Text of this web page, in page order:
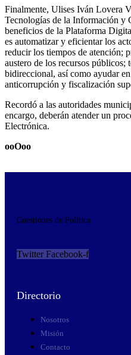
Finalmente, Ulises Iván Lovera
Tecnologías de la Información y
beneficios de la Plataforma
es automatizar y eficientar los
reducir los tiempos de atención;
austero de los recursos públicos;
bidireccional, así como ayudar
anticorrupción y fiscalización
Recordó a las autoridades
encargo, deberán atender un
Electrónica.
ooOoo
Cuestiones de Política
Twitter Facebook-f
Directorio
Nosotros
Misión
Contacto